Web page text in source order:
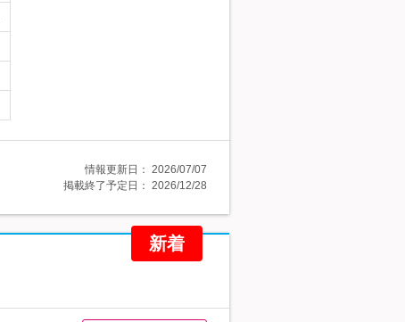
情報更新日： 2026/07/07
掲載終了予定日： 2026/12/28
新着